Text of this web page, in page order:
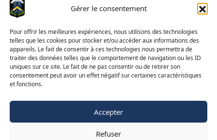
Gérer le consentement
Pour offrir les meilleures expériences, nous utilisons des technologies
telles que les cookies pour stocker et/ou accéder aux informations des
appareils. Le fait de consentir à ces technologies nous permettra de
traiter des données telles que le comportement de navigation ou les ID
uniques sur ce site. Le fait de ne pas consentir ou de retirer son
consentement peut avoir un effet négatif sur certaines caractéristiques
et fonctions.
Accepter
Refuser
Bar/Restaurant+32 4 278 75 03
Réserver un green fee
Apprendre le golf
Calendrier du Club
Ouverture du terrain
NL
2015-2025 Golf de Liège-Gomzé